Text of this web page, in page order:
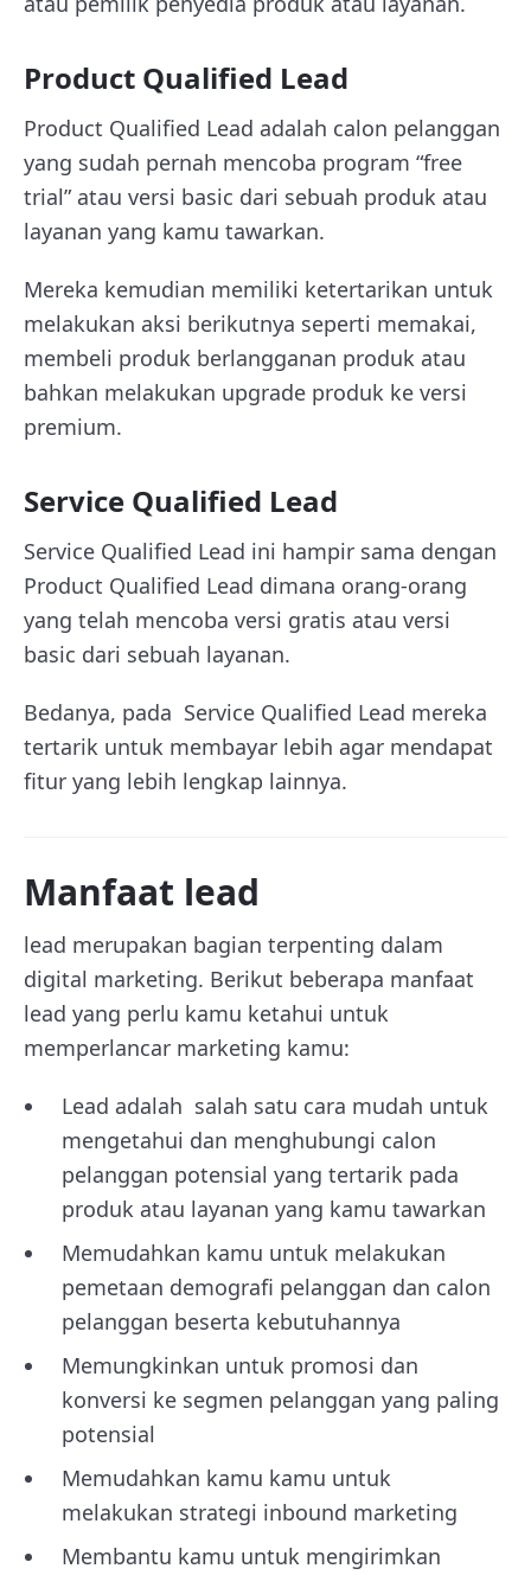
Product Qualified Lead
Product Qualified Lead adalah calon pelanggan
yang sudah pernah mencoba program “free
trial” atau versi basic dari sebuah produk atau
layanan yang kamu tawarkan.
Mereka kemudian memiliki ketertarikan untuk
melakukan aksi berikutnya seperti memakai,
membeli produk berlangganan produk atau
bahkan melakukan upgrade produk ke versi
premium.
Service Qualified Lead
Service Qualified Lead ini hampir sama dengan
Product Qualified Lead dimana orang-orang
yang telah mencoba versi gratis atau versi
basic dari sebuah layanan.
Bedanya, pada Service Qualified Lead mereka
tertarik untuk membayar lebih agar mendapat
fitur yang lebih lengkap lainnya.
Manfaat lead
lead merupakan bagian terpenting dalam
digital marketing. Berikut beberapa manfaat
lead yang perlu kamu ketahui untuk
memperlancar marketing kamu:
Lead adalah salah satu cara mudah untuk
mengetahui dan menghubungi calon
pelanggan potensial yang tertarik pada
produk atau layanan yang kamu tawarkan
Memudahkan kamu untuk melakukan
pemetaan demografi pelanggan dan calon
pelanggan beserta kebutuhannya
Memungkinkan untuk promosi dan
konversi ke segmen pelanggan yang paling
potensial
Memudahkan kamu kamu untuk
melakukan strategi inbound marketing
Membantu kamu untuk mengirimkan